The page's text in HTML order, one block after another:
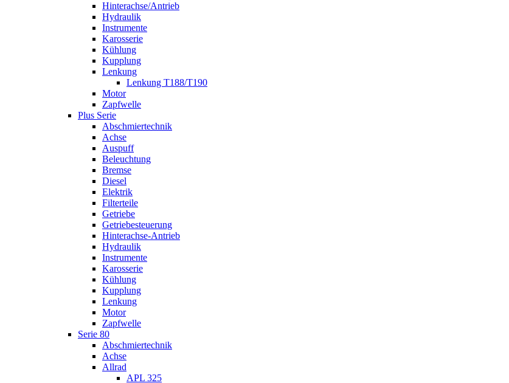
Hinterachse/Antrieb
Hydraulik
Instrumente
Karosserie
Kühlung
Kupplung
Lenkung
Lenkung T188/T190
Motor
Zapfwelle
Plus Serie
Abschmiertechnik
Achse
Auspuff
Beleuchtung
Bremse
Diesel
Elektrik
Filterteile
Getriebe
Getriebesteuerung
Hinterachse-Antrieb
Hydraulik
Instrumente
Karosserie
Kühlung
Kupplung
Lenkung
Motor
Zapfwelle
Serie 80
Abschmiertechnik
Achse
Allrad
APL 325